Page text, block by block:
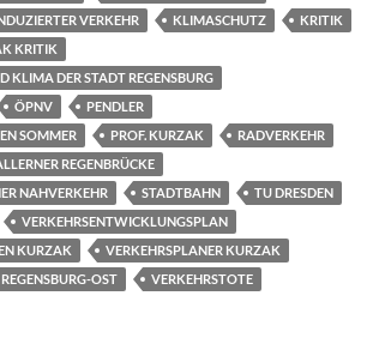
VERKEHR KLIMASCHUTZ
KRITIK
KRITIK
KLIMA DER STADT REGENSBURG
ÖPNV
PENDLER
SOMMER
PROF. KURZAK
RADVERKEHR
REGENBRÜCKE
NAHVERKEHR
STADTBAHN
TU DRESDEN
VERKEHRSENTWICKLUNGSPLAN
KURZAK
VERKEHRSPLANER KURZAK
OST
VERKEHRSTOTE